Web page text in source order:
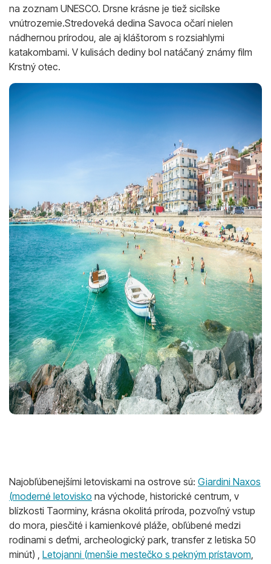
na zoznam UNESCO. Drsne krásne je tiež sicílske
vnútrozemie.Stredoveká dedina Savoca očarí nielen
nádhernou prírodou, ale aj kláštorom s rozsiahlymi
katakombami. V kulisách dediny bol natáčaný známy film
Krstný otec.
Najobľúbenejšími letoviskami na ostrove sú: Giardini Naxos
(moderné letovisko na východe, historické centrum, v
blízkosti Taorminy, krásna okolitá príroda, pozvoľný vstup
do mora, piesčité i kamienkové pláže, obľúbené medzi
rodinami s deťmi, archeologický park, transfer z letiska 50
minút) , Letojanni (menšie mestečko s pekným prístavom,